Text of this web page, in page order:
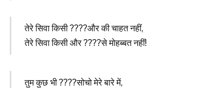
तेरे सिवा किसी ????और की चाहत नहीं,
तेरे सिवा किसी और ????से मोहब्बत नहीं!
तुम कुछ भी ????सोचो मेरे बारे में,